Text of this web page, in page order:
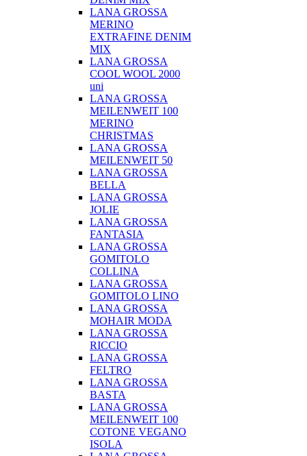
LANA GROSSA
MERINO
EXTRAFINE DENIM
MIX
LANA GROSSA
COOL WOOL 2000
uni
LANA GROSSA
MEILENWEIT 100
MERINO
CHRISTMAS
LANA GROSSA
MEILENWEIT 50
LANA GROSSA
BELLA
LANA GROSSA
JOLIE
LANA GROSSA
FANTASIA
LANA GROSSA
GOMITOLO
COLLINA
LANA GROSSA
GOMITOLO LINO
LANA GROSSA
MOHAIR MODA
LANA GROSSA
RICCIO
LANA GROSSA
FELTRO
LANA GROSSA
BASTA
LANA GROSSA
MEILENWEIT 100
COTONE VEGANO
ISOLA